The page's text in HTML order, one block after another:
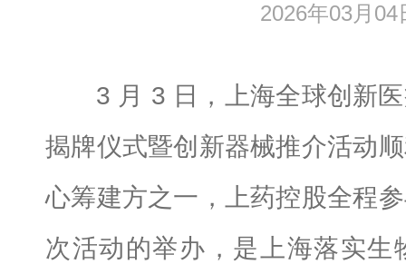
2026年03月04
3 月 3 日，上海全球创新
揭牌仪式暨创新器械推介活动
心筹建方之一，上药控股全程
次活动的举办，是上海落实生